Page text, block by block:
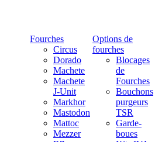
Fourches
Circus
Dorado
Machete
Machete
J-Unit
Markhor
Mastodon
Mattoc
Mezzer
Options de
fourches
Blocages
de
Fourches
Bouchons
purgeurs
TSR
Garde-
boues